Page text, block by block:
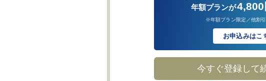
年額プランが4,800
※年額プラン限定／他割
お申込みはこ
今すぐ登録して